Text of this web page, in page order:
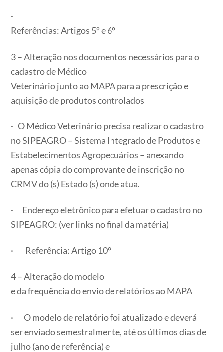
·
Referências: Artigos 5º e 6º
3 – Alteração nos documentos necessários para o
cadastro de Médico
Veterinário junto ao MAPA para a prescrição e
aquisição de produtos controlados
· O Médico Veterinário precisa realizar o cadastro
no SIPEAGRO – Sistema Integrado de Produtos e
Estabelecimentos Agropecuários – anexando
apenas cópia do comprovante de inscrição no
CRMV do (s) Estado (s) onde atua.
· Endereço eletrônico para efetuar o cadastro no
SIPEAGRO: (ver links no final da matéria)
· Referência: Artigo 10°
4 – Alteração do modelo
e da frequência do envio de relatórios ao MAPA
· O modelo de relatório foi atualizado e deverá
ser enviado semestralmente, até os últimos dias de
julho (ano de referência) e